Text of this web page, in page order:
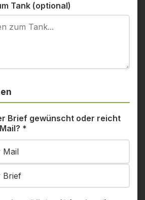
Tank (optional)
Brief gewünscht oder reicht
*
Mail
Brief